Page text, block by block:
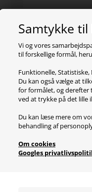
Samtykke
Vi og vores
til forskellige formål,
Funktionelle,
Du kan også vælge at
for formålet, og derefter
ved at trykke på det lille
Du kan læse mere om
behandling af
Om cookies
Googles
EC2 musen
til at bruge
findes, så du
så det vil sige